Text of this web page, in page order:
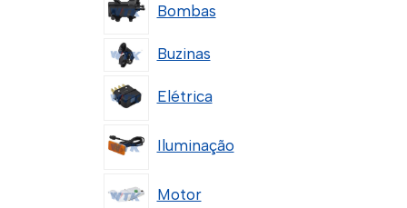
Bombas
Buzinas
Elétrica
Iluminação
Motor